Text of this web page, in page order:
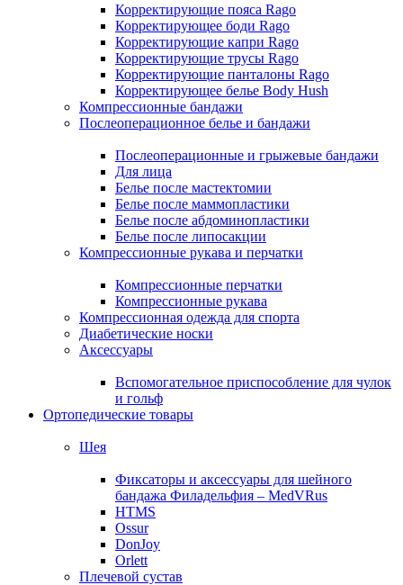
Корректирующие пояса Rago
Корректирующее боди Rago
Корректирующие капри Rago
Корректирующие трусы Rago
Корректирующие панталоны Rago
Корректирующее белье Body Hush
Компрессионные бандажи
Послеоперационное белье и бандажи
Послеоперационные и грыжевые бандажи
Для лица
Белье после мастектомии
Белье после маммопластики
Белье после абдоминопластики
Белье после липосакции
Компрессионные рукава и перчатки
Компрессионные перчатки
Компрессионные рукава
Компрессионная одежда для спорта
Диабетические носки
Аксессуары
Вспомогательное приспособление для чулок
и гольф
Ортопедические товары
Шея
Фиксаторы и аксессуары для шейного
бандажа Филадельфия – MedVRus
HTMS
Ossur
DonJoy
Orlett
Плечевой сустав